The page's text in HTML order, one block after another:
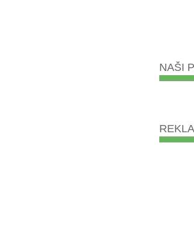
NAŠI